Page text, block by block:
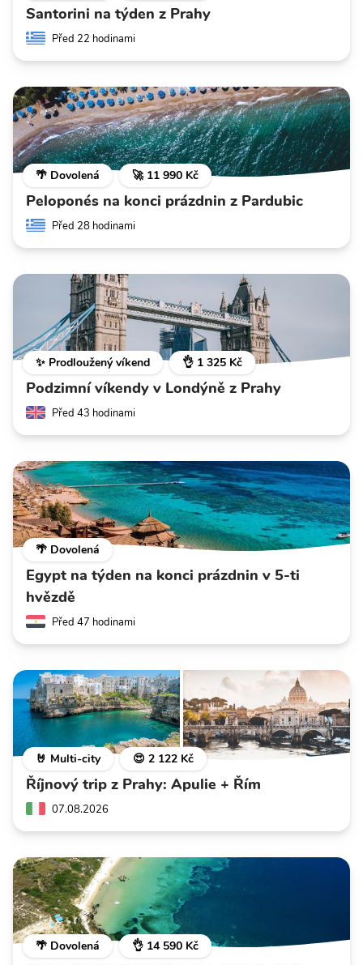
Santorini na týden z Prahy
Před 22 hodinami
🌴 Dovolená 🚀 11 990 Kč
Peloponés na konci prázdnin z Pardubic
Před 28 hodinami
✨ Prodloužený víkend 👌 1 325 Kč
Podzimní víkendy v Londýně z Prahy
Před 43 hodinami
🌴 Dovolená
Egypt na týden na konci prázdnin v 5-ti
hvězdě
Před 47 hodinami
🤘 Multi-city 😍 2 122 Kč
Říjnový trip z Prahy: Apulie + Řím
07.08.2026
🌴 Dovolená 👌 14 590 Kč